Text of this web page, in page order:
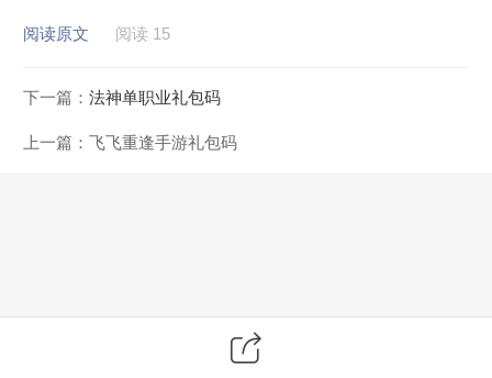
阅读原文 阅读 15
下一篇： 法神单职业礼包码
上一篇： 飞飞重逢手游礼包码